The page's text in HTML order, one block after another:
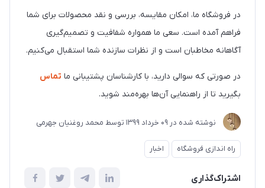
در فروشگاه ما، امکان مقایسه، بررسی و نقد محصولات برای شما
فراهم آمده است. سعی ما همواره شفافیت و تصمیم‌گیری
آگاهانه مخاطبان است و از نظرات سازنده شما استقبال می‌کنیم.
در صورتی که سوالی دارید، با کارشناسان پشتیبانی ما تماس
بگیرید تا از راهنمایی آن‌ها بهره‌مند شوید.
نوشته شده در 09 خرداد 1399 توسط محمد روغنیان جهرمی
راه اندازی فروشگاه اخبار
اشتراک‌گذاری